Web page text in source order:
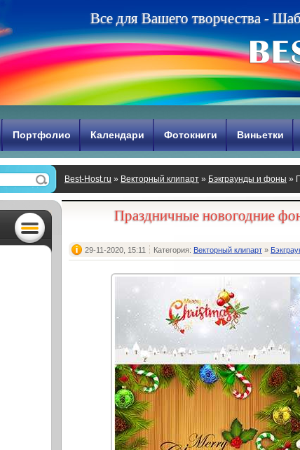
Все для Вашего творчества - Шаб
Портфолио Календари Фотокниги Виньетки
Best-Host.ru » Векторный клипарт » Бэкграунды и фоны »
Праздничные новогодние
29-11-2020, 15:11 Категория: Векторный клипарт »